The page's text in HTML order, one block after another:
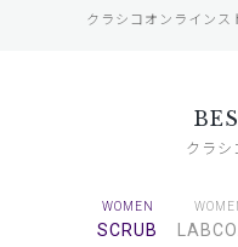
クラシコオンラインス
クラシ
WOMEN
SCRUB